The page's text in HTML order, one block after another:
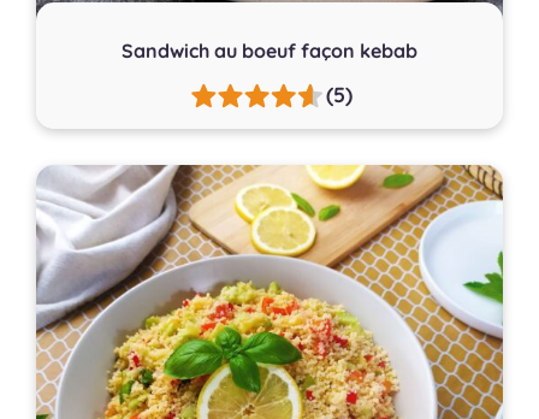
Sandwich au boeuf façon kebab
(5)